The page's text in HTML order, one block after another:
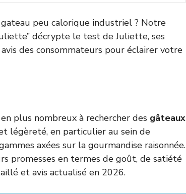
peu calorique industriel ? Notre
décrypte le test de Juliette, ses
des consommateurs pour éclairer votre
plus nombreux à rechercher des gâteaux
légèreté, en particulier au sein de
axées sur la gourmandise raisonnée.
promesses en termes de goût, de satiété
et avis actualisé en 2026.